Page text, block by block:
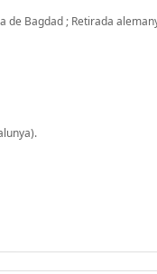
de Bagdad ; Retirada